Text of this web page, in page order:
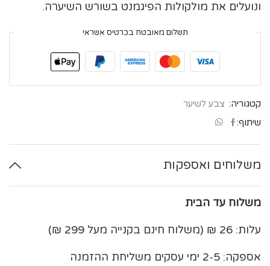
ונועלים את מולקולות הפיגמנט בשורש השיערה.
תשלום מאובטח בכרטיס אשראי
קטגוריה: צבע לשיער
שיתוף:
משלוחים ואספקות
משלוח עד הבית
עלות: 26 ₪ (משלוח חינם בקנייה מעל 299 ₪)
אספקה: 2-5 ימי עסקים משליחת ההזמנה